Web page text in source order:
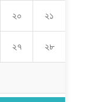
২০ ২১
২৭ ২৮